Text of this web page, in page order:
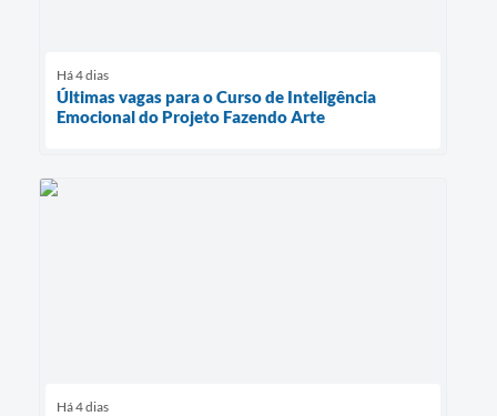
Há 4 dias
Últimas vagas para o Curso de Inteligência
Emocional do Projeto Fazendo Arte
Há 4 dias